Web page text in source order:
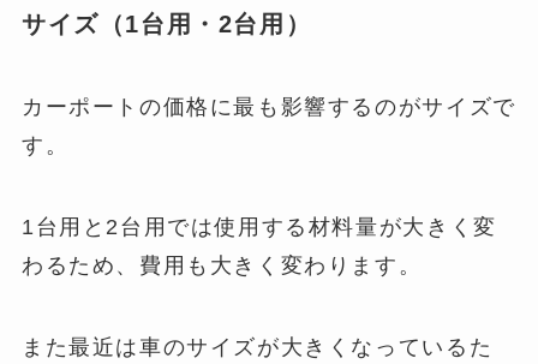
サイズ（1台用・2台用）
カーポートの価格に最も影響するのがサイズで
す。
1台用と2台用では使用する材料量が大きく変
わるため、費用も大きく変わります。
また最近は車のサイズが大きくなっているた